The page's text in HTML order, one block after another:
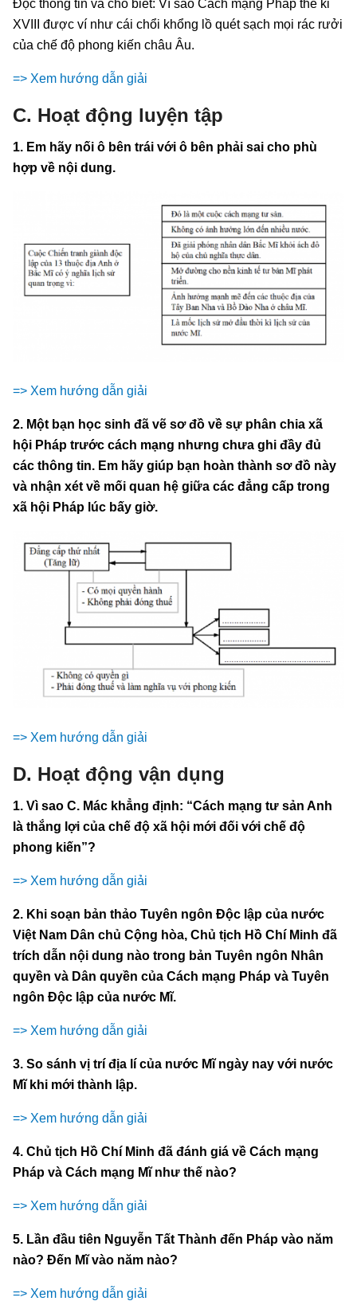
Đọc thông tin và cho biết: Vì sao Cách mạng Pháp thế kỉ
XVIII được ví như cái chổi khổng lồ quét sạch mọi rác rưởi
của chế độ phong kiến châu Âu.
=> Xem hướng dẫn giải
C. Hoạt động luyện tập
1. Em hãy nối ô bên trái với ô bên phải sai cho phù
hợp về nội dung.
=> Xem hướng dẫn giải
2. Một bạn học sinh đã vẽ sơ đồ về sự phân chia xã
hội Pháp trước cách mạng nhưng chưa ghi đầy đủ
các thông tin. Em hãy giúp bạn hoàn thành sơ đồ này
và nhận xét về mối quan hệ giữa các đẳng cấp trong
xã hội Pháp lúc bấy giờ.
=> Xem hướng dẫn giải
D. Hoạt động vận dụng
1. Vì sao C. Mác khẳng định: “Cách mạng tư sản Anh
là thắng lợi của chế độ xã hội mới đối với chế độ
phong kiến”?
=> Xem hướng dẫn giải
2. Khi soạn bản thảo Tuyên ngôn Độc lập của nước
Việt Nam Dân chủ Cộng hòa, Chủ tịch Hồ Chí Minh đã
trích dẫn nội dung nào trong bản Tuyên ngôn Nhân
quyền và Dân quyền của Cách mạng Pháp và Tuyên
ngôn Độc lập của nước Mĩ.
=> Xem hướng dẫn giải
3. So sánh vị trí địa lí của nước Mĩ ngày nay với nước
Mĩ khi mới thành lập.
=> Xem hướng dẫn giải
4. Chủ tịch Hồ Chí Minh đã đánh giá về Cách mạng
Pháp và Cách mạng Mĩ như thế nào?
=> Xem hướng dẫn giải
5. Lần đầu tiên Nguyễn Tất Thành đến Pháp vào năm
nào? Đến Mĩ vào năm nào?
=> Xem hướng dẫn giải